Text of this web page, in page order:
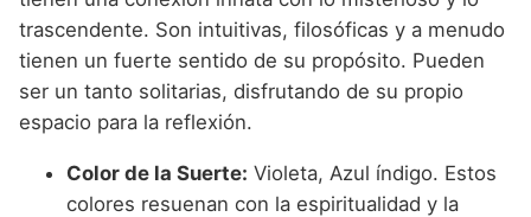
trascendente. Son intuitivas, filosóficas y a menudo
tienen un fuerte sentido de su propósito. Pueden
ser un tanto solitarias, disfrutando de su propio
espacio para la reflexión.
Color de la Suerte: Violeta, Azul índigo. Estos
colores resuenan con la espiritualidad y la